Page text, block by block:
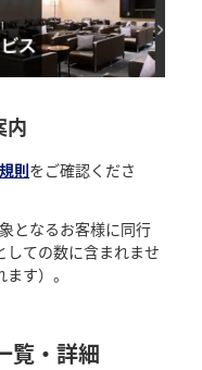
内
則をご確認くださ
となるお客様に同行
しての数に含まれませ
す）。
覧・詳細